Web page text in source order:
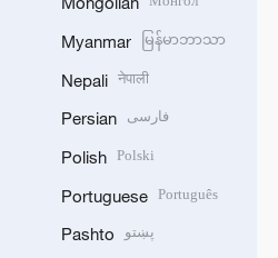
Myanmar မြန်မာဘာသာ
Nepali नेपाली
Persian فارسی
Polish Polski
Portuguese Português
Pashto پښتو